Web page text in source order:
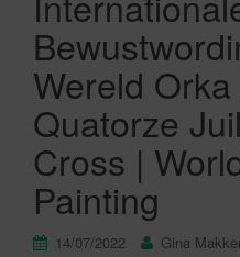
Wereld
Quatorze
Cross |
Painting
14/07/2022 Gina